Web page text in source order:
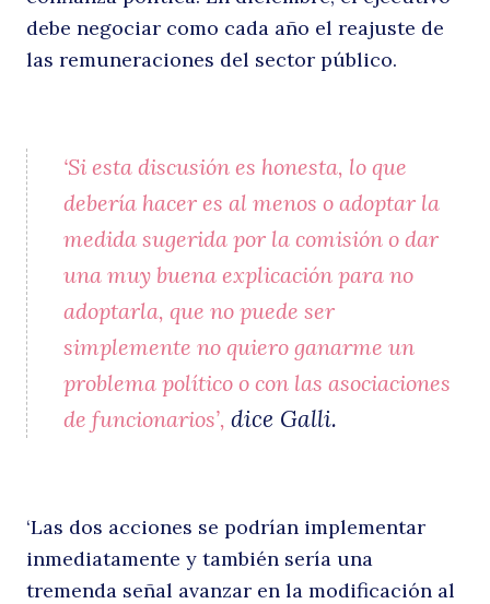
debe negociar como cada año el reajuste de
las remuneraciones del sector público.
‘Si esta discusión es honesta, lo que
debería hacer es al menos o adoptar la
medida sugerida por la comisión o dar
una muy buena explicación para no
adoptarla, que no puede ser
simplemente no quiero ganarme un
problema político o con las asociaciones
de funcionarios’,dice Galli.
‘Las dos acciones se podrían implementar
inmediatamente y también sería una
tremenda señal avanzar en la modificación al